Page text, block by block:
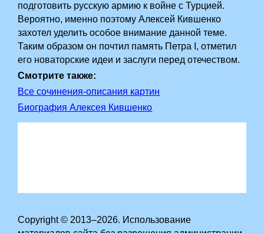
подготовить русскую армию к войне с Турцией.
Вероятно, именно поэтому Алексей Кившенко
захотел уделить особое внимание данной теме.
Таким образом он почтил память Петра I, отметил
его новаторские идеи и заслуги перед отечеством.
Смотрите также:
Все сочинения-описания картин
Биография Алексея Кившенко
Copyright © 2013–2026. Использование